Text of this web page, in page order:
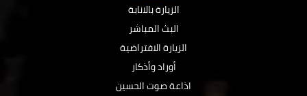
الزيارة بالانابة
البث المباشر
الزيارة الافتراضية
أوراد وأذكار
اذاعة صوت الحسين